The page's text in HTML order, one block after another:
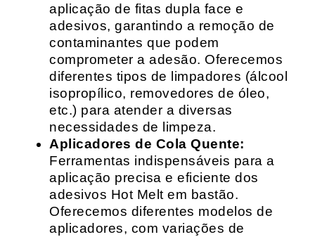
aplicação de fitas dupla face e
adesivos, garantindo a remoção de
contaminantes que podem
comprometer a adesão. Oferecemos
diferentes tipos de limpadores (álcool
isopropílico, removedores de óleo,
etc.) para atender a diversas
necessidades de limpeza.
Aplicadores de Cola Quente:
Ferramentas indispensáveis para a
aplicação precisa e eficiente dos
adesivos Hot Melt em bastão.
Oferecemos diferentes modelos de
aplicadores, com variações de